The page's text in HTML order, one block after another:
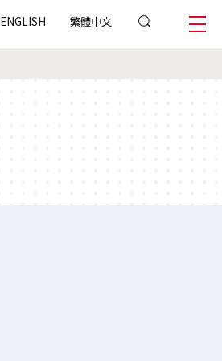
ENGLISH 繁體中文